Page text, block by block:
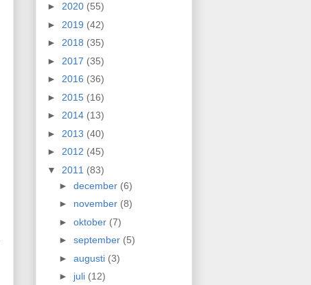
► 2020 (55)
► 2019 (42)
► 2018 (35)
► 2017 (35)
► 2016 (36)
► 2015 (16)
► 2014 (13)
► 2013 (40)
► 2012 (45)
▼ 2011 (83)
► december (6)
► november (8)
► oktober (7)
► september (5)
► augusti (3)
► juli (12)